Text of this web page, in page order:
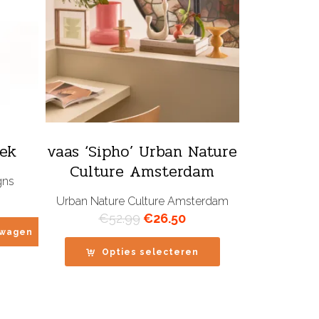
vaas ‘Sipho’ Urban Nature
Culture Amsterdam
Urban Nature Culture Amsterdam
€52.99Oorspronkelijke
was:
€52.99.
€26.50Huidige
is:
€26.50.
Opties selecteren